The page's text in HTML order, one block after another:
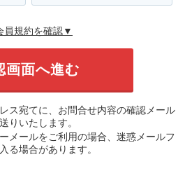
員規約を確認▼
ス宛てに、お問合せ内容の確認メール
りいたします。
メールをご利用の場合、迷惑メールフ
る場合があります。